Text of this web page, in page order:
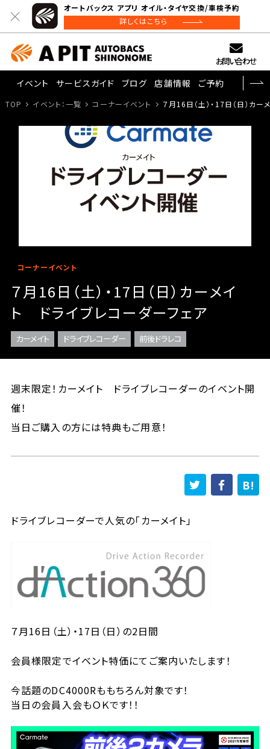
オートバックス アプリ オイル・タイヤ交換/車検予約
詳しくはこちら
お問い合わせ
イベント
サービスガイド ブログ 店舗情報 ご予約
TOP イベント：一覧 コーナーイベント ７月16日（土）・17日（日）カ
コーナーイベント
７月16日（土）・17日（日）カーメイ
ト ドライブレコーダーフェア
カーメイト ドライブレコーダー 前後ドラレコ
週末限定！カーメイト ドライブレコーダーのイベント開
催！
当日ご購入の方には特典もご用意！
ドライブレコーダーで人気の「カーメイト」
７月16日（土）・17日（日）の2日間
会員様限定でイベント特価にてご案内いたします！
今話題のDC4000Rももちろん対象です！
当日の会員入会もＯＫです！！